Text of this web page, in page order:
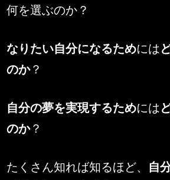
何を選ぶのか？
なりたい自分になるためには
のか？
自分の夢を実現するためには
のか？
たくさん知れば知るほど、 自